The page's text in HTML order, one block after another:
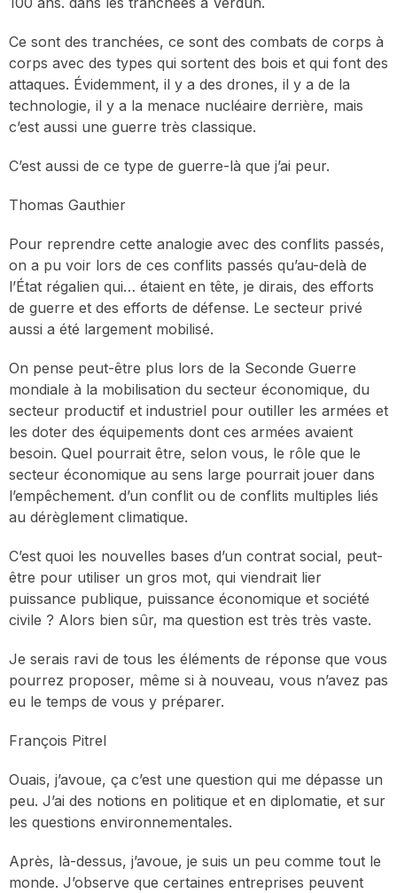
Ce sont des tranchées, ce sont des combats de corps à
corps avec des types qui sortent des bois et qui font des
attaques. Évidemment, il y a des drones, il y a de la
technologie, il y a la menace nucléaire derrière, mais
c’est aussi une guerre très classique.
C’est aussi de ce type de guerre-là que j’ai peur.
Thomas Gauthier
Pour reprendre cette analogie avec des conflits passés,
on a pu voir lors de ces conflits passés qu’au-delà de
l’État régalien qui… étaient en tête, je dirais, des efforts
de guerre et des efforts de défense. Le secteur privé
aussi a été largement mobilisé.
On pense peut-être plus lors de la Seconde Guerre
mondiale à la mobilisation du secteur économique, du
secteur productif et industriel pour outiller les armées et
les doter des équipements dont ces armées avaient
besoin. Quel pourrait être, selon vous, le rôle que le
secteur économique au sens large pourrait jouer dans
l’empêchement. d’un conflit ou de conflits multiples liés
au dérèglement climatique.
C’est quoi les nouvelles bases d’un contrat social, peut-
être pour utiliser un gros mot, qui viendrait lier
puissance publique, puissance économique et société
civile ? Alors bien sûr, ma question est très très vaste.
Je serais ravi de tous les éléments de réponse que vous
pourrez proposer, même si à nouveau, vous n’avez pas
eu le temps de vous y préparer.
François Pitrel
Ouais, j’avoue, ça c’est une question qui me dépasse un
peu. J’ai des notions en politique et en diplomatie, et sur
les questions environnementales.
Après, là-dessus, j’avoue, je suis un peu comme tout le
monde. J’observe que certaines entreprises peuvent